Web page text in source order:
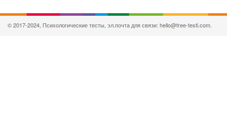
© 2017-2024, Психологические тесты, эл.почта для связи: hello@free-testi.com.